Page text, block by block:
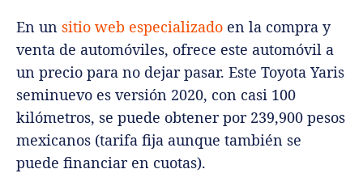
En un sitio web especializado en la compra y
venta de automóviles, ofrece este automóvil a
un precio para no dejar pasar. Este Toyota Yaris
seminuevo es versión 2020, con casi 100
kilómetros, se puede obtener por 239,900 pesos
mexicanos (tarifa fija aunque también se
puede financiar en cuotas).